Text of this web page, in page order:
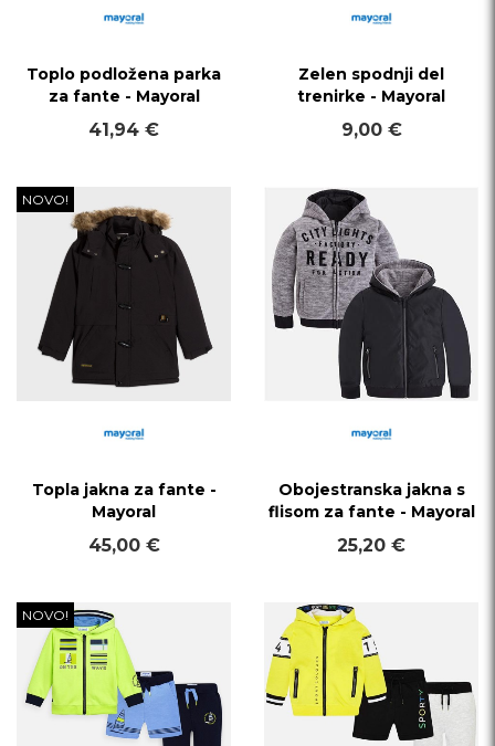
Toplo podložena parka
za fante - Mayoral
41,94 €
Zelen spodnji del
trenirke - Mayoral
9,00 €
NOVO!
Topla jakna za fante -
Mayoral
45,00 €
Obojestranska jakna s
flisom za fante - Mayoral
25,20 €
NOVO!